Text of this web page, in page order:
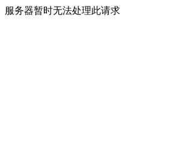
服务器暂时无法处理此请求